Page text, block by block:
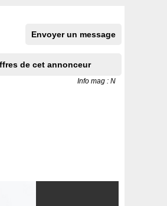
Envoyer un message
de cet annonceur
Info mag : N